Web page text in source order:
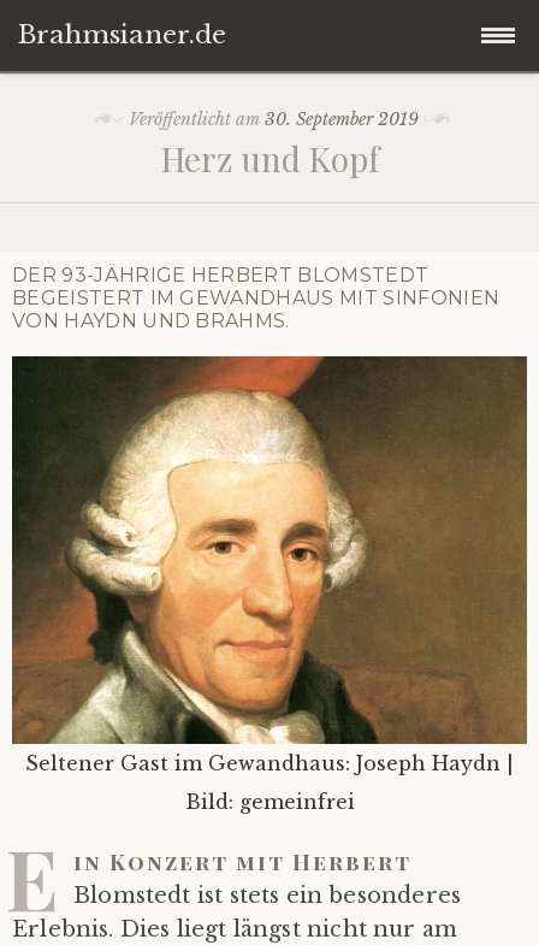
Brahmsianer.de
Herzlich willkommen!
Oper
Impressum
Datenschutzerklärung
Veröffentlicht am 30. September 2019
Herz und Kopf
DER 93-JÄHRIGE HERBERT BLOMSTEDT
BEGEISTERT IM GEWANDHAUS MIT SINFONIEN
VON HAYDN UND BRAHMS.
Seltener Gast im Gewandhaus: Joseph Haydn |
Bild: gemeinfrei
E in Konzert mit Herbert
Blomstedt ist stets ein besonderes
Erlebnis. Dies liegt längst nicht nur am